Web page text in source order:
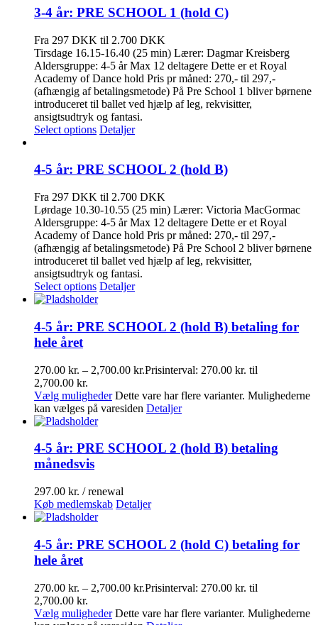
3-4 år: PRE SCHOOL 1 (hold C)
Fra 297 DKK til 2.700 DKK
Tirsdage 16.15-16.40 (25 min) Lærer: Dagmar Kreisberg
Aldersgruppe: 4-5 år Max 12 deltagere Dette er et Royal
Academy of Dance hold Pris pr måned: 270,- til 297,-
(afhængig af betalingsmetode) På Pre School 1 bliver børnene
introduceret til ballet ved hjælp af leg, rekvisitter,
ansigtsudtryk og fantasi.
Select options Detaljer
4-5 år: PRE SCHOOL 2 (hold B)
Fra 297 DKK til 2.700 DKK
Lørdage 10.30-10.55 (25 min) Lærer: Victoria MacGormac
Aldersgruppe: 4-5 år Max 12 deltagere Dette er et Royal
Academy of Dance hold Pris pr måned: 270,- til 297,-
(afhængig af betalingsmetode) På Pre School 2 bliver børnene
introduceret til ballet ved hjælp af leg, rekvisitter,
ansigtsudtryk og fantasi.
Select options Detaljer
4-5 år: PRE SCHOOL 2 (hold B) betaling for
hele året
270.00 kr. – 2,700.00 kr.Prisinterval: 270.00 kr. til
2,700.00 kr.
Vælg muligheder Dette vare har flere varianter. Mulighederne
kan vælges på varesiden Detaljer
4-5 år: PRE SCHOOL 2 (hold B) betaling
månedsvis
297.00 kr. / renewal
Køb medlemskab Detaljer
4-5 år: PRE SCHOOL 2 (hold C) betaling for
hele året
270.00 kr. – 2,700.00 kr.Prisinterval: 270.00 kr. til
2,700.00 kr.
Vælg muligheder Dette vare har flere varianter. Mulighederne